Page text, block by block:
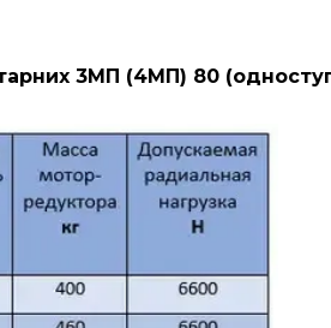
3МП (4МП) 80